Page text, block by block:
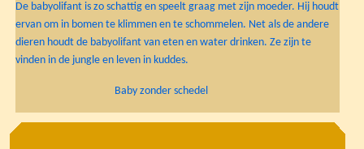
De babyolifant is zo schattig en speelt graag met zijn moeder. Hij houdt
ervan om in bomen te klimmen en te schommelen. Net als de andere
dieren houdt de babyolifant van eten en water drinken. Ze zijn te
vinden in de jungle en leven in kuddes.
Baby zonder schedel